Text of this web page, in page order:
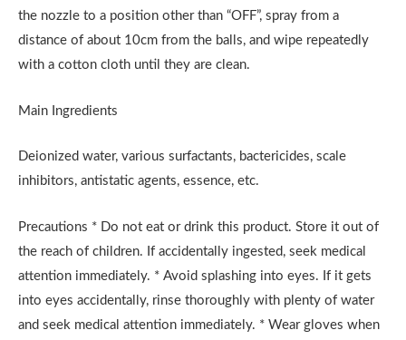
the nozzle to a position other than “OFF”, spray from a
distance of about 10cm from the balls, and wipe repeatedly
with a cotton cloth until they are clean.
Main Ingredients
Deionized water, various surfactants, bactericides, scale
inhibitors, antistatic agents, essence, etc.
Precautions * Do not eat or drink this product. Store it out of
the reach of children. If accidentally ingested, seek medical
attention immediately. * Avoid splashing into eyes. If it gets
into eyes accidentally, rinse thoroughly with plenty of water
and seek medical attention immediately. * Wear gloves when